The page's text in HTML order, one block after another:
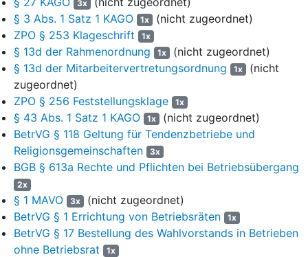
Prozessbevollmächtigten vom 21.04.2022 (vgl. Anlage B 4 zur
Klageerwiderung) informierte die Beklagte über den „share deal“
und dessen Auswirkungen aus Sicht der Beklagten und
übersandte als Anlage einen Auszug aus einem Kauf- und
Abtretungsvertrag vom 06.04.2022 (vgl. Anlage B5 zur
Klageerwiderung).
(8) Die Klägerin macht geltend, der bisherige Gesellschafter der
Beklagten, der Verein C. e.V. der Diözese Augsburg, verkaufe
seine Geschäftsanteile an der Einrichtung A. GmbH im Rahmen
eines „share deal“ an den weltlichen neuen Gesellschafter, die ...-
Gruppe. Infolge der Übernahme von 100% der Geschäftsanteile
durch den weltlichen Gesellschafter verliere die
Religionsgemeinschaft jeglichen Einfluss auf die Gesellschaft.
Damit fände ab dem Gesellschafterwechsel das
Betriebsverfassungsgesetz Anwendung und die Klägerin würde
ihr Mandat als Mitarbeitervertretung verlieren.
3x
§ 3 Abs. 1 Satz 1 KAGO
1x (nicht zugeordnet)
ZPO § 253 Klageschrift
1x
§ 13d der Rahmenordnung 1x (nicht zugeordnet)
§ 13d der Mitarbeitervertretungsordnung
1x (nicht
zugeordnet)
ZPO § 256 Feststellungsklage
1x
§ 43 Abs. 1 Satz 1 KAGO 1x (nicht zugeordnet)
BetrVG § 118 Geltung für Tendenzbetriebe und
Religionsgemeinschaften
3x
BGB § 613a Rechte und Pflichten bei Betriebsübergang
2x
§ 1 MAVO 3x (nicht zugeordnet)
BetrVG § 1 Errichtung von Betriebsräten
1x
BetrVG § 17 Bestellung des Wahlvorstands in Betrieben
ohne Betriebsrat
1x